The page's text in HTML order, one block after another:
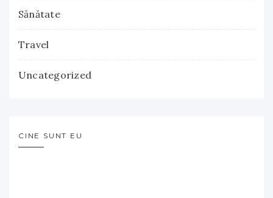
Sănătate
Travel
Uncategorized
CINE SUNT EU